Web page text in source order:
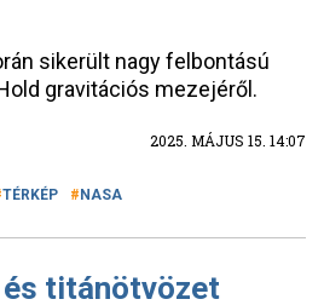
sikerült nagy felbontású
gravitációs mezejéről.
2025. MÁJUS 15. 14:07
TÉRKÉP NASA
és titánötvözet